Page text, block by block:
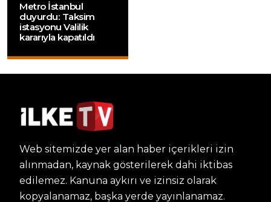
Metro İstanbul
duyurdu: Taksim
istasyonu Valilik
kararıyla kapatıldı
Web sitemizde yer alan haber içerikleri izin
alınmadan, kaynak gösterilerek dahi iktibas
edilemez. Kanuna aykırı ve izinsiz olarak
kopyalanamaz, başka yerde yayınlanamaz.